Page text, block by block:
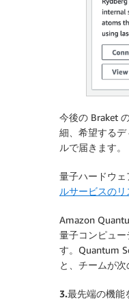
今後の Braket
細、希望する
ルで届きます。
量子ハードウェ
ルサービスのリ
Amazon
量子コンピュ
す。Quantum
と、チームが次
3.最先端の機能